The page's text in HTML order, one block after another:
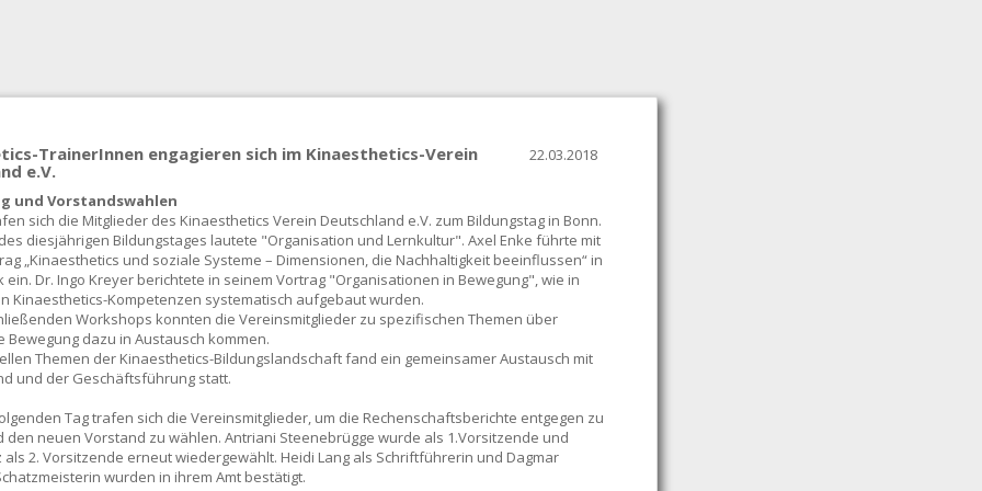
TrainerInnen engagieren sich im Kinaesthetics-Verein
e.V.
und Vorstandswahlen
22.03.2018
sich die Mitglieder des Kinaesthetics Verein Deutschland e.V. zum Bildungstag in Bonn.
diesjährigen Bildungstages lautete "Organisation und Lernkultur". Axel Enke führte mit
„Kinaesthetics und soziale Systeme – Dimensionen, die Nachhaltigkeit beeinflussen“ in
ein. Dr. Ingo Kreyer berichtete in seinem Vortrag "Organisationen in Bewegung", wie in
Kinaesthetics-Kompetenzen systematisch aufgebaut wurden.
Workshops konnten die Vereinsmitglieder zu spezifischen Themen über
Bewegung dazu in Austausch kommen.
Themen der Kinaesthetics-Bildungslandschaft fand ein gemeinsamer Austausch mit
und der Geschäftsführung statt.
Tag trafen sich die Vereinsmitglieder, um die Rechenschaftsberichte entgegen zu
den neuen Vorstand zu wählen. Antriani Steenebrügge wurde als 1.Vorsitzende und
als 2. Vorsitzende erneut wiedergewählt. Heidi Lang als Schriftführerin und Dagmar
wurden in ihrem Amt bestätigt.